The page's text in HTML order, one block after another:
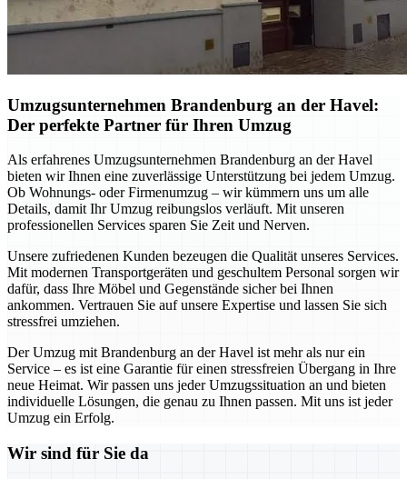
Umzugsunternehmen Brandenburg an der Havel:
Der perfekte Partner für Ihren Umzug
Als erfahrenes Umzugsunternehmen Brandenburg an der Havel
bieten wir Ihnen eine zuverlässige Unterstützung bei jedem Umzug.
Ob Wohnungs- oder Firmenumzug – wir kümmern uns um alle
Details, damit Ihr Umzug reibungslos verläuft. Mit unseren
professionellen Services sparen Sie Zeit und Nerven.
Unsere zufriedenen Kunden bezeugen die Qualität unseres Services.
Mit modernen Transportgeräten und geschultem Personal sorgen wir
dafür, dass Ihre Möbel und Gegenstände sicher bei Ihnen
ankommen. Vertrauen Sie auf unsere Expertise und lassen Sie sich
stressfrei umziehen.
Der Umzug mit Brandenburg an der Havel ist mehr als nur ein
Service – es ist eine Garantie für einen stressfreien Übergang in Ihre
neue Heimat. Wir passen uns jeder Umzugssituation an und bieten
individuelle Lösungen, die genau zu Ihnen passen. Mit uns ist jeder
Umzug ein Erfolg.
Wir sind für Sie da